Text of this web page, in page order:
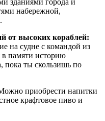
набережной,
от высоких кораблей:
на судне с командой из
в памяти историю
пока ты скользишь по
приобрести напитки
крафтовое пиво и